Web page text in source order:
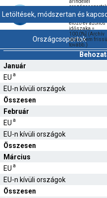
árindexei
országcsoportok
és
szerint, 2025 [az
előző év azonos
időszaka =
100,0%] (Archív
tábla, nem frissül
tovább.)
Országcsoportok
Január
EU a
EU-n kívüli országok
Összesen
Február
EU a
EU-n kívüli országok
Összesen
Március
EU a
EU-n kívüli országok
Összesen